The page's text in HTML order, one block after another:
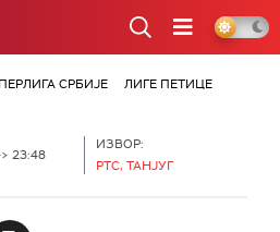
СРБИЈЕ
ЛИГЕ ПЕТИЦЕ
23:48
ИЗВОР:
РТС, ТАНЈУГ